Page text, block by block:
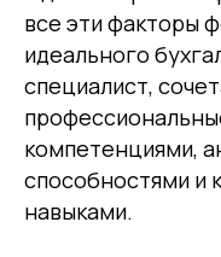
все эти факторы
идеального
специалист,
компетенциями,
способностями и
навыками.
Среднему бизнесу
Крупному бизнесу